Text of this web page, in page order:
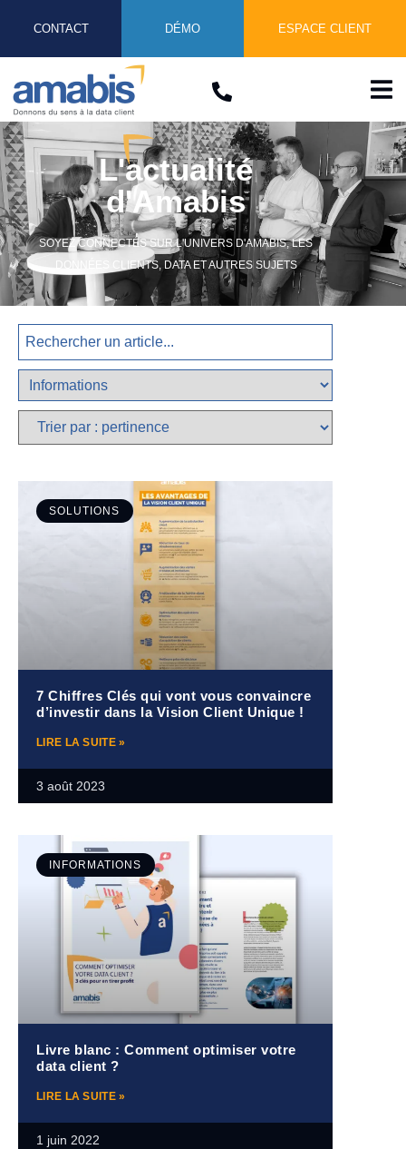
CONTACT DÉMO ESPACE CLIENT
L'actualité
d'Amabis
SOYEZ CONNECTÉS SUR L'UNIVERS D'AMABIS, LES
DONNÉES CLIENTS​, DATA ET AUTRES SUJETS
SOLUTIONS
7 Chiffres Clés qui vont vous convaincre
d’investir dans la Vision Client Unique !
LIRE LA SUITE »
3 août 2023
INFORMATIONS
Livre blanc : Comment optimiser votre
data client ?
LIRE LA SUITE »
1 juin 2022